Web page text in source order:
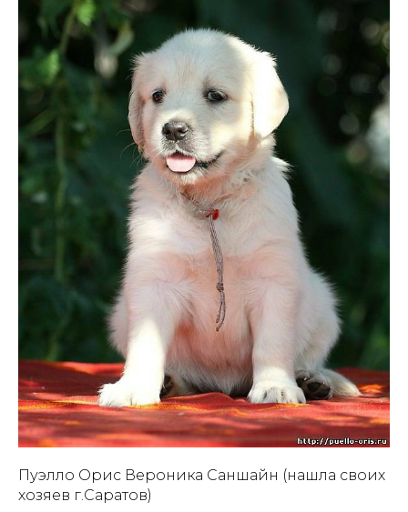
Пуэлло Орис Вероника Саншайн (нашла своих
хозяев г.Саратов)